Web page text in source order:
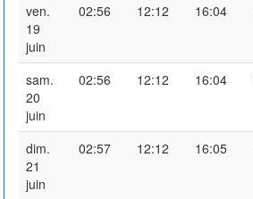
ven.
19
juin
02:56 12:12 16:04
sam.
20
juin
02:56 12:12 16:04
dim.
21
juin
02:57 12:12 16:05